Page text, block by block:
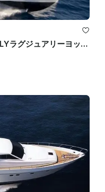
チャーター用ガレオン550 FLYラグジュアリーヨット（アカバ）